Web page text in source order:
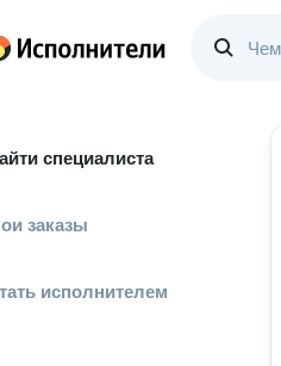
специалиста
заказы
исполнителем